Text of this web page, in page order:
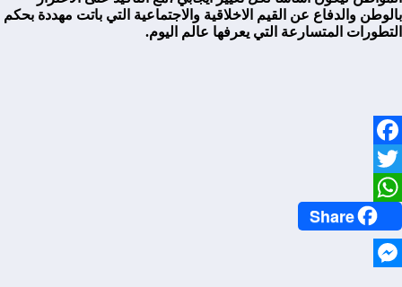
بالوطن والدفاع عن القيم الاخلاقية والاجتماعية التي باتت مهددة بحكم
التطورات المتسارعة التي يعرفها عالم اليوم.
Facebook
Twitter
WhatsApp
Share